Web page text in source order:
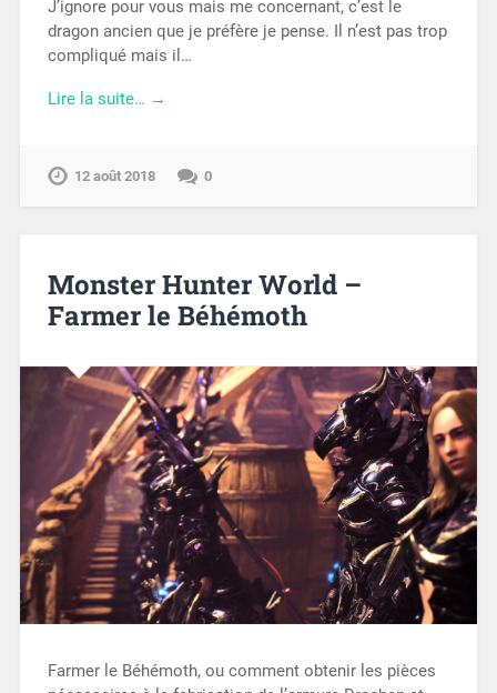
J’ignore pour vous mais me concernant, c’est le
dragon ancien que je préfère je pense. Il n’est pas trop
compliqué mais il…
Lire la suite… →
12 août 2018 0
Monster Hunter World –
Farmer le Béhémoth
Farmer le Béhémoth, ou comment obtenir les pièces